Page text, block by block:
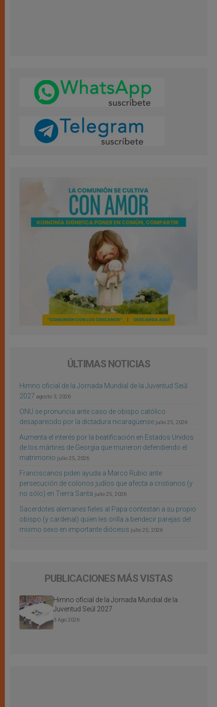
ÚLTIMAS NOTICIAS
Himno oficial de la Jornada Mundial de la Juventud Seúl
2027 agosto 3, 2026
ONU se pronuncia ante caso de obispo católico
desaparecido por la dictadura nicaragüense julio 25, 2026
Aumenta el interés por la beatificación en Estados Unidos
de los mártires de Georgia que murieron defendiendo el
matrimonio julio 25, 2026
Franciscanos piden ayuda a Marco Rubio ante
persecución de colonos judíos que afecta a cristianos (y
no sólo) en Tierra Santa julio 25, 2026
Sacerdotes alemanes fieles al Papa contestan a su propio
obispo (y cardenal) quien les orilla a bendecir parejas del
mismo sexo en importante diócesis julio 25, 2026
PUBLICACIONES MÁS VISTAS
Himno oficial de la Jornada Mundial de la
Juventud Seúl 2027
3 Ago 2026